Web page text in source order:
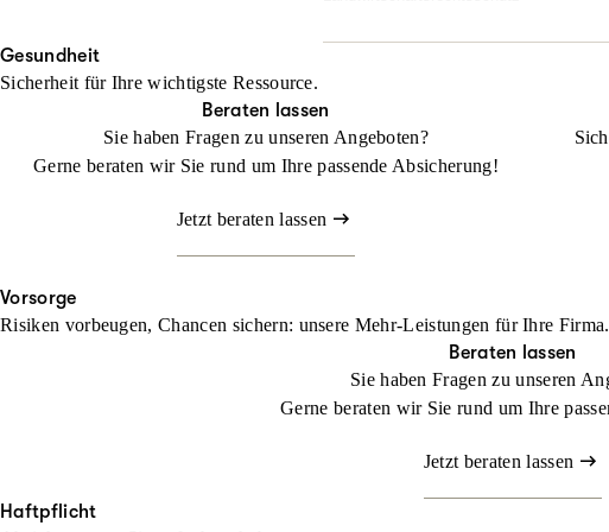
Beraten lassen
Jetzt konfigurieren
Gesundheit
Sicherheit für Ihre wichtigste Ressource.
Beraten lassen
Sie haben Fragen zu unseren Angeboten?
Gerne beraten wir Sie rund um Ihre passende Absicherung!
Jetzt beraten lassen
Vorsorge
Risiken vorbeugen, Chancen sichern: unsere Mehr-Leistungen für Ihre Firma.
Beraten lassen
Sie haben Fragen zu unseren
Gerne beraten wir Sie rund um Ihre
Jetzt beraten lassen
Haftpflicht